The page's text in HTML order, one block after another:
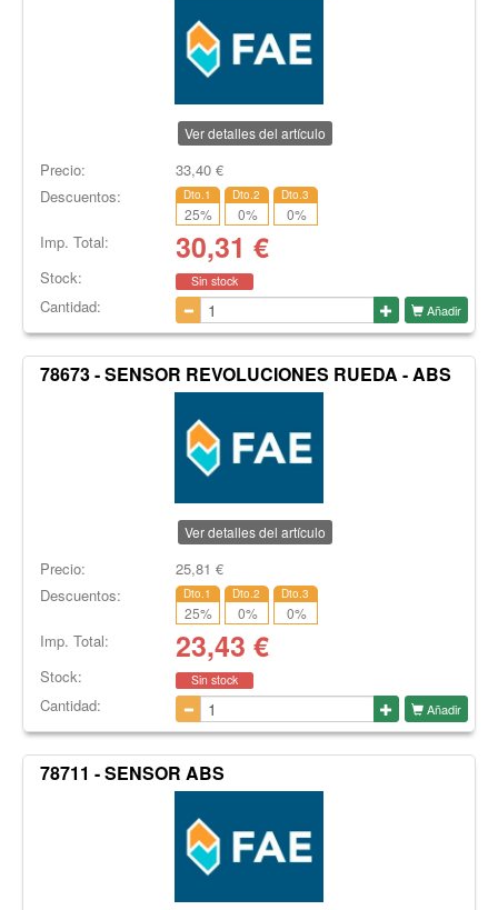
Ver detalles del artículo
Precio: 33,40€
Descuentos:
Dto.1
25%
Dto.2
0%
Dto.3
0%
Imp. Total: 30,31 €
Stock: Sin stock
Cantidad: Añadir
78673 - SENSOR REVOLUCIONES RUEDA - ABS
Ver detalles del artículo
Precio: 25,81 €
Descuentos:
Dto.1
25%
Dto.2
0%
Dto.3
0%
Imp. Total: 23,43 €
Stock: Sin stock
Cantidad: Añadir
78711 - SENSOR ABS